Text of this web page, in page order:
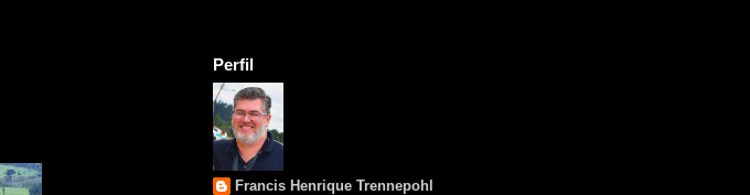
Perfil
Francis Henrique Trennepohl